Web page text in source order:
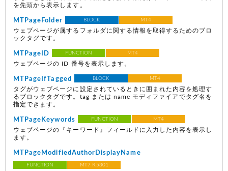
を先頭から表示します。
MTPageFolder BLOCK MT4
ウェブページが属するフォルダに関する情報を取得するためのブロ
ックタグです。
MTPageID FUNCTION MT4
ウェブページの ID 番号を表示します。
MTPageIfTagged BLOCK MT4
タグがウェブページに設定されているときに囲まれた内容を処理す
るブロックタグです。tag または name モディファイアでタグ名を
指定できます。
MTPageKeywords FUNCTION MT4
ウェブページの『キーワード』フィールドに入力した内容を表示し
ます。
MTPageModifiedAuthorDisplayName
FUNCTION MT7 R.5301